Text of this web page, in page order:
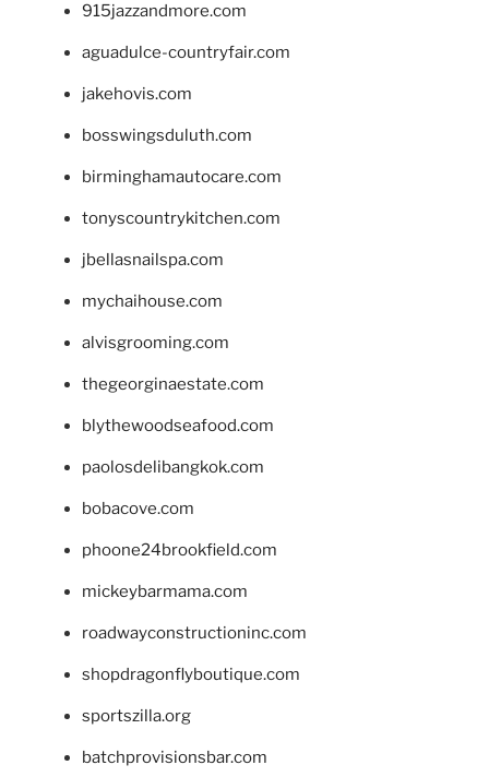
915jazzandmore.com
aguadulce-countryfair.com
jakehovis.com
bosswingsduluth.com
birminghamautocare.com
tonyscountrykitchen.com
jbellasnailspa.com
mychaihouse.com
alvisgrooming.com
thegeorginaestate.com
blythewoodseafood.com
paolosdelibangkok.com
bobacove.com
phoone24brookfield.com
mickeybarmama.com
roadwayconstructioninc.com
shopdragonflyboutique.com
sportszilla.org
batchprovisionsbar.com